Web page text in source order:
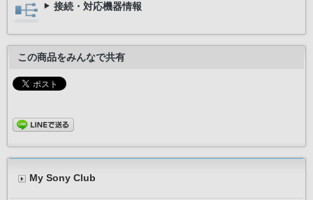
接続・対応機器情報
この商品をみんなで共有
My Sony Club